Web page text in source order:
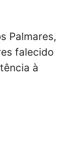
Palmares,
falecido
à